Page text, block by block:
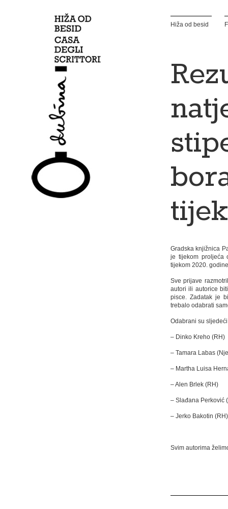
Hiža od besid
Gradska knjižnica
je tijekom proljeća
tijekom 2020.
Sve prijave
autori ili autorice
pisce. Zadatak je
trebalo odabrati
Odabrani su
– Dinko Kreho (RH)
– Tamara Labas
– Martha Luisa
– Alen Brlek (RH)
– Slađana Perković
– Jerko Bakotin (RH)
Svim autorima